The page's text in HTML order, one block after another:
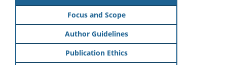
Focus and Scope
Author Guidelines
Publication Ethics